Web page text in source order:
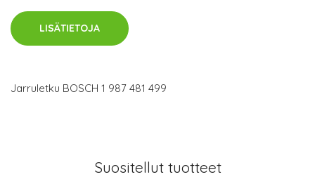
LISÄTIETOJA
Jarruletku BOSCH 1 987 481 499
Suositellut tuotteet